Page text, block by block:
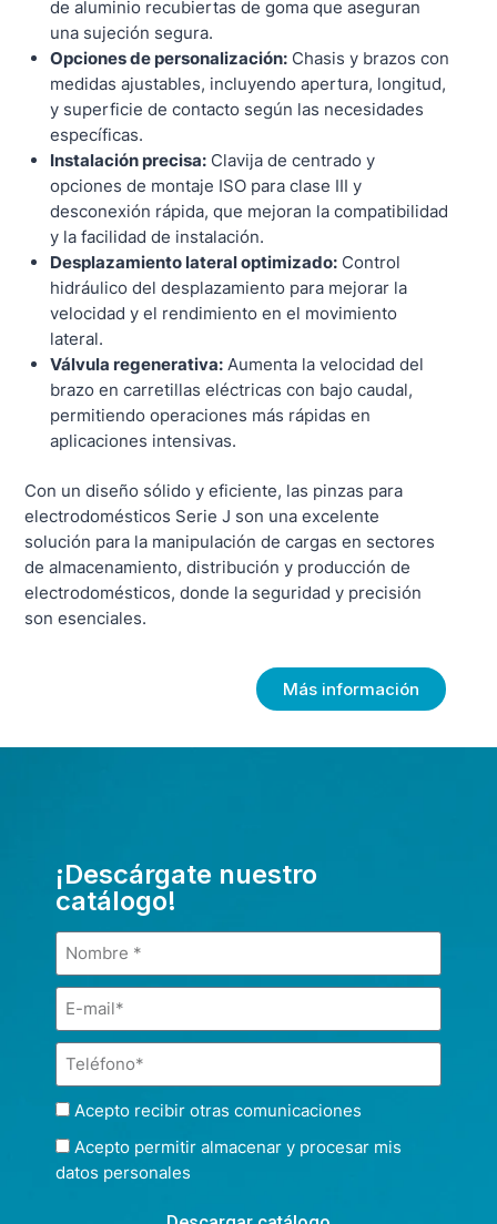
de aluminio recubiertas de goma que aseguran
una sujeción segura.
Opciones de personalización:Chasis y brazos con
medidas ajustables, incluyendo apertura, longitud,
y superficie de contacto según las necesidades
específicas.
Instalación precisa:Clavija de centrado y
opciones de montaje ISO para clase III y
desconexión rápida, que mejoran la compatibilidad
y la facilidad de instalación.
Desplazamiento lateral optimizado:Control
hidráulico del desplazamiento para mejorar la
velocidad y el rendimiento en el movimiento
lateral.
Válvula regenerativa:Aumenta la velocidad del
brazo en carretillas eléctricas con bajo caudal,
permitiendo operaciones más rápidas en
aplicaciones intensivas.
Con un diseño sólido y eficiente, las pinzas para
electrodomésticos Serie J son una excelente
solución para la manipulación de cargas en sectores
de almacenamiento, distribución y producción de
electrodomésticos, donde la seguridad y precisión
son esenciales.
Más información
¡Descárgate nuestro
catálogo!
Acepto recibir otras comunicaciones
Acepto permitir almacenar y procesar mis
datos personales